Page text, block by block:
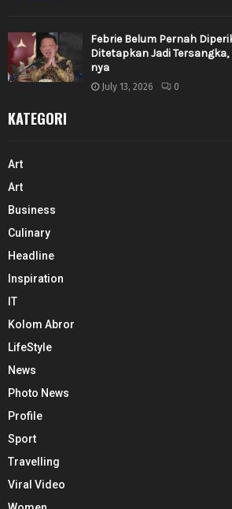
Febrie Belum Pernah
Ditetapkan Jadi Tersangka,
nya
July 13, 2026 0
KATEGORI
Art
Art
Business
Culinary
Headline
Inspiration
IT
Kolom Abror
LifeStyle
News
Photo News
Profile
Sport
Travelling
Viral Video